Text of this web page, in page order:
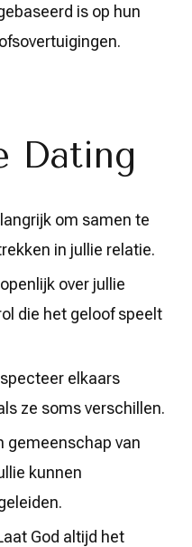
is op hun
Dating
om samen te
in jullie relatie.
over jullie
die het geloof speelt
elkaars
ze soms verschillen.
gemeenschap van
kunnen
God altijd het